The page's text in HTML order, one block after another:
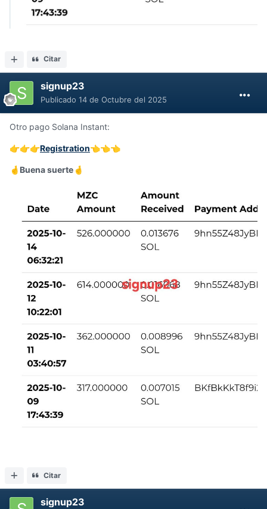
Citar
signup23
Publicado 14 de Octubre del 2025
Otro pago Solana Instant:
👉👉👉Registration👈👈👈
🤞 Buenasuerte 🤞
Citar
signup23